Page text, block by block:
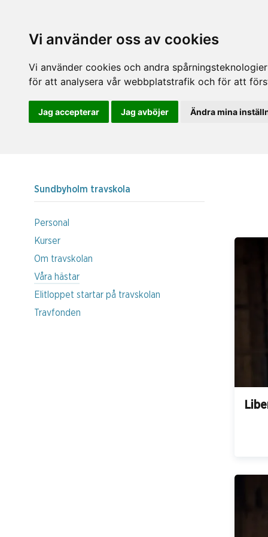
Vi använder oss av cookies
Vi använder cookies och andra
för att analysera vår webbplatstrafik och för att
Jag accepterar Jag avböjer Ändra mina
Sundbyholm travskola
Personal
Kurser
Om travskolan
Våra hästar
Elitloppet startar på travskolan
Travfonden